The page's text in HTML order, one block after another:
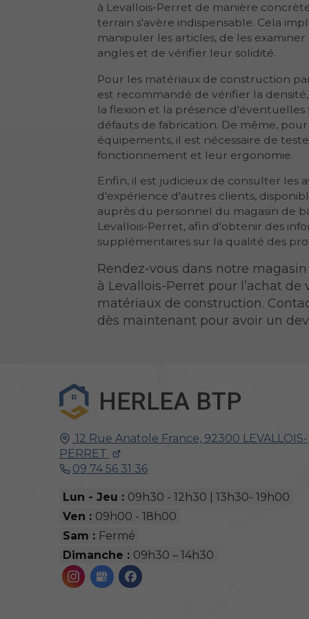
à Levallois-Perret de manière
terrain s'avère indispensable. Cela
manipuler les articles, de les
angles et de vérifier leur solidité.
Pour les matériaux de construction
est recommandé de vérifier la densité,
la flexion et la présence d'éventuelles
défauts de fabrication. De même,
équipements, il est nécessaire de
fonctionnement et leur ergonomie.
Enfin, il est judicieux de consulter les
d'expérience d'autres clients,
auprès du personnel du magasin de
Levallois-Perret, afin d'obtenir des
supplémentaires sur la qualité des
Rendez-vous dans notre
à Levallois-Perret pour l’achat de
matériaux de construction.
dès maintenant pour avoir un
HERLEA BTP
12 Rue Anatole France, 92300 LEVALLOIS-
PERRET
09 74 56 31 36
Lun - Jeu : 09h30 - 12h30 | 13h30- 19h00
Ven : 09h00 - 18h00
Sam : Fermé
Dimanche : 09h30 – 14h30